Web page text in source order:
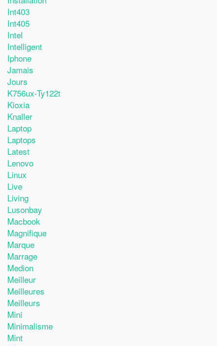
Int403
Int405
Intel
Intelligent
Iphone
Jamais
Jours
K756ux-Ty122t
Kioxia
Knaller
Laptop
Laptops
Latest
Lenovo
Linux
Live
Living
Lusonbay
Macbook
Magnifique
Marque
Marrage
Medion
Meilleur
Meilleures
Meilleurs
Mini
Minimalisme
Mint